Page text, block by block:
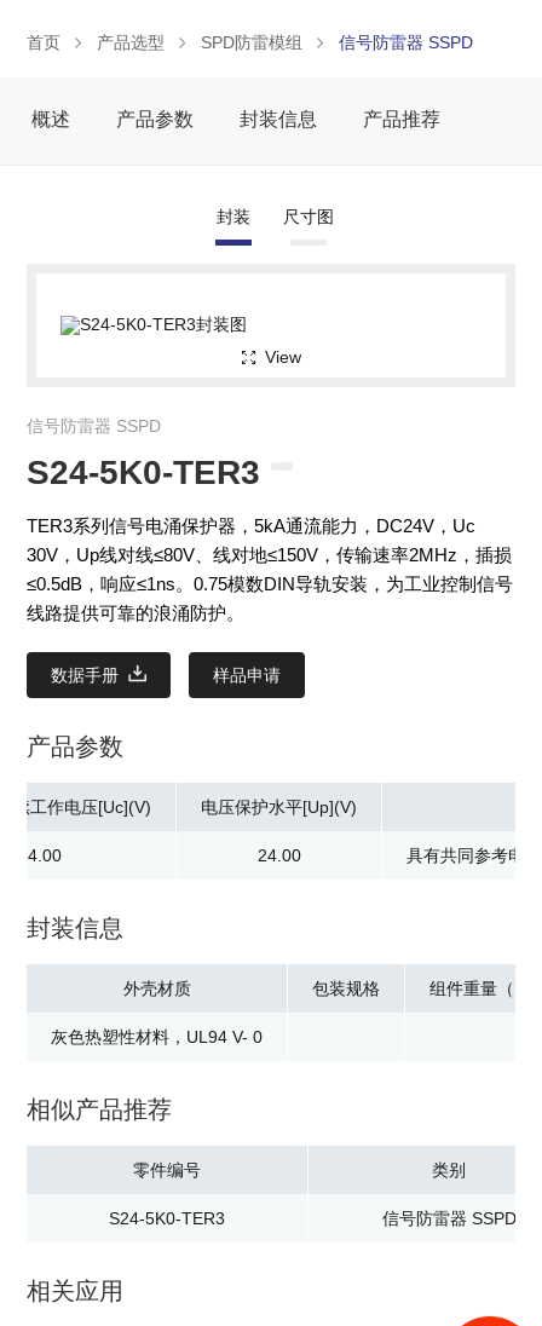
首页 产品选型 SPD防雷模组 信号防雷器 SSPD
概述 产品参数 封装信息 产品推荐
封装 尺寸图
View
信号防雷器 SSPD
S24-5K0-TER3
TER3系列信号电涌保护器，5kA通流能力，DC24V，Uc
30V，Up线对线≤80V、线对地≤150V，传输速率2MHz，插损
≤0.5dB，响应≤1ns。0.75模数DIN导轨安装，为工业控制信号
线路提供可靠的浪涌防护。
数据手册 样品申请
产品参数
续工作电压[Uc](V)
24.00
电压保护水平[Up](V)
24.00 具有共同参考电
封装信息
外壳材质
灰色热塑性材料，UL94 V- 0
包装规格 组件重量（克
相似产品推荐
零件编号 类别
S24-5K0-TER3 信号防雷器 SSPD
相关应用